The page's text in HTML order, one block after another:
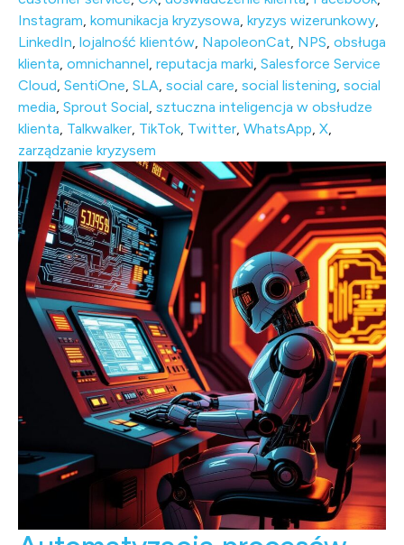
Instagram komunikacja kryzysowa kryzys wizerunkowy
LinkedIn lojalność klientów NapoleonCat NPS obsługa
klienta omnichannel reputacja marki Salesforce Service
Cloud SentiOne SLA social care social listening social
media Sprout Social sztuczna inteligencja w obsłudze
klienta Talkwalker TikTok Twitter WhatsApp X
zarządzanie kryzysem